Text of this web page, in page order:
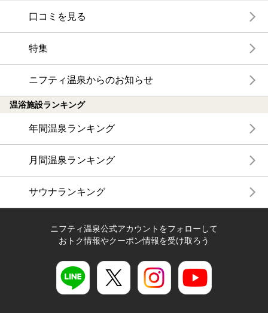
口コミを見る
特集
ニフティ温泉からのお知らせ
温浴施設ランキング
年間温泉ランキング
月間温泉ランキング
サウナランキング
ニフティ温泉公式アカウントをフォローして
おトク情報やクーポン情報を受け取ろう